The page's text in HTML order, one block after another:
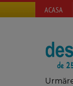
ACASA